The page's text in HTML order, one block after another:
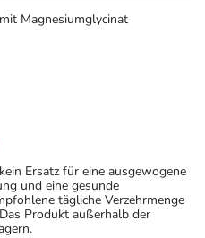
Magnesiumglycinat
Ersatz für eine ausgewogene
und eine gesunde
tägliche Verzehrmenge
Produkt außerhalb der